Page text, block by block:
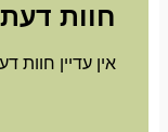
חוות דעת
אין עדיין חוות דעת.